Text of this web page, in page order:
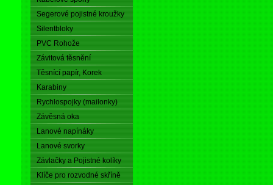
Segerové pojistné kroužky
Silentbloky
PVC Rohože
Závitová těsnění
Těsnící papír, Korek
Karabiny
Rychlospojky (mailonky)
Závěsná oka
Lanové napínáky
Lanové svorky
Závlačky a Pojistné kolíky
Klíče pro rozvodné skříně